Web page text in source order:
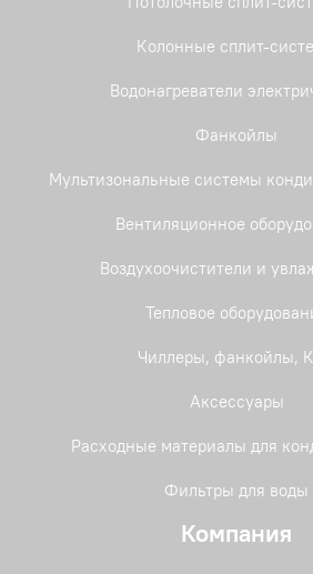
Колонные сплит-
Водонагреватели
Фанкойлы
Мультизональные системы
Вентиляционное
Воздухоочистители и
Тепловое
Чиллеры, фанкойлы,
Аксессуары
Расходные материалы для
Фильтры для воды
Компания